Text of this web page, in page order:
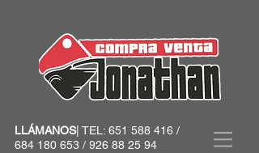
LLÁMANOS| TEL: 651 588 416 /
684 180 653 / 926 88 25 94